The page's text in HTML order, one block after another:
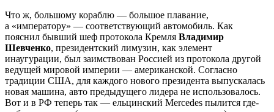
Что ж, большому кораблю — большое плавание,
а «императору» — соответствующий автомобиль. Как
пояснил бывший шеф протокола Кремля Владимир
Шевченко, президентский лимузин, как элемент
инаугурации, был заимствован Россией из протокола другой
ведущей мировой империи — американской. Согласно
традиции США, для каждого нового президента выпускалась
новая машина, авто предыдущего лидера не использовалось.
Вот и в РФ теперь так — ельцинский Mercedes пылится где-